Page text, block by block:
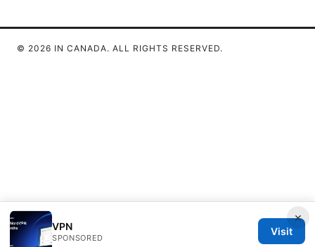
×
VPN
SPONSORED
Visit
© 2026 IN CANADA. ALL RIGHTS RESERVED.